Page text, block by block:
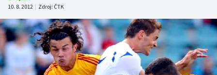
Atletika
Cyklistika
DALŠÍ SPORTY
10. 8. 2012 | Zdroj: ČTK